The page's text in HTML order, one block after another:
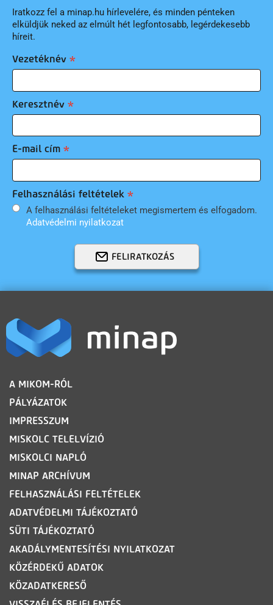
Iratkozz fel a minap.hu hírlevelére, és minden pénteken
elküldjük neked az elmúlt hét legfontosabb, legérdekesebb
híreit.
Vezetéknév
Keresztnév
E-mail cím
Felhasználási feltételek
A felhasználási feltételeket megismertem és elfogadom.
Adatvédelmi nyilatkozat
FELIRATKOZÁS
LÁBLÉC
A MIKOM-RÓL
PÁLYÁZATOK
IMPRESSZUM
MISKOLC TELELVÍZIÓ
MISKOLCI NAPLÓ
MINAP ARCHÍVUM
FELHASZNÁLÁSI FELTÉTELEK
ADATVÉDELMI TÁJÉKOZTATÓ
SÜTI TÁJÉKOZTATÓ
AKADÁLYMENTESÍTÉSI NYILATKOZAT
KÖZÉRDEKŰ ADATOK
KÖZADATKERESŐ